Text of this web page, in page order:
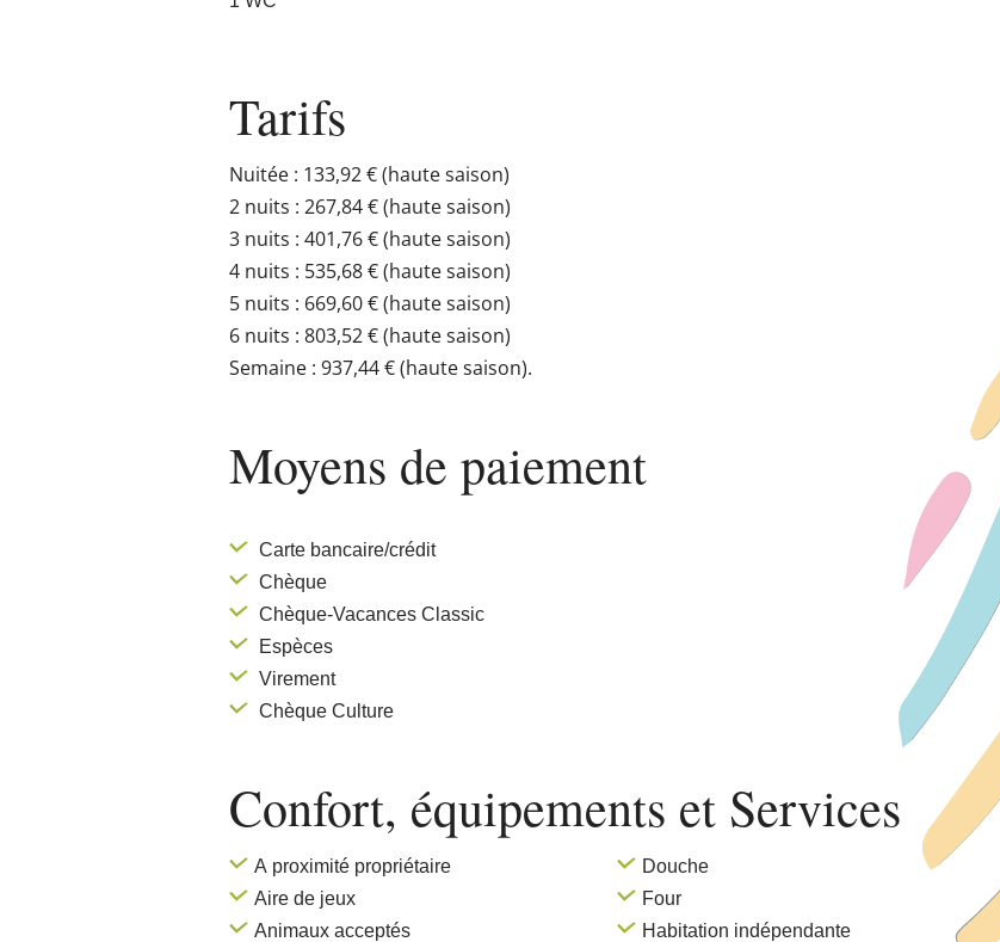
Tarifs
Nuitée : 133,92 € (haute saison)
2 nuits : 267,84 € (haute saison)
3 nuits : 401,76 € (haute saison)
4 nuits : 535,68 € (haute saison)
5 nuits : 669,60 € (haute saison)
6 nuits : 803,52 € (haute saison)
Semaine : 937,44 € (haute saison).
Moyens de paiement
Carte bancaire/crédit
Chèque
Chèque-Vacances Classic
Espèces
Virement
Chèque Culture
Confort, équipements et Services
A proximité propriétaire
Aire de jeux
Animaux acceptés
Douche
Four
Habitation indépendante